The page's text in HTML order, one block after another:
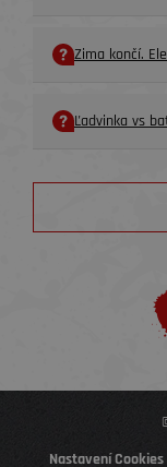
Zima končí.
Ľadvinka vs
Nastavení Cookies